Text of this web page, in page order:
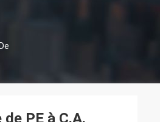
Soumission
PE à C.A.